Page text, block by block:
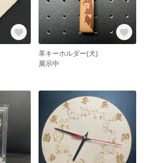
革キーホルダー(犬)
展示中